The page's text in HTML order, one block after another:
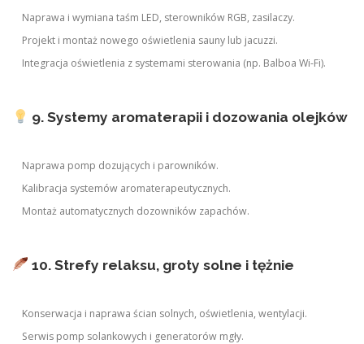
Naprawa i wymiana taśm LED, sterowników RGB, zasilaczy.
Projekt i montaż nowego oświetlenia sauny lub jacuzzi.
Integracja oświetlenia z systemami sterowania (np. Balboa Wi-Fi).
9. Systemy aromaterapii i dozowania olejków
Naprawa pomp dozujących i parowników.
Kalibracja systemów aromaterapeutycznych.
Montaż automatycznych dozowników zapachów.
10. Strefy relaksu, groty solne i tężnie
Konserwacja i naprawa ścian solnych, oświetlenia, wentylacji.
Serwis pomp solankowych i generatorów mgły.